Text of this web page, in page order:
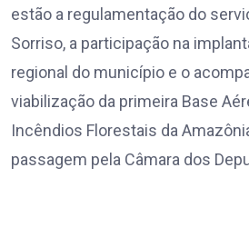
estão a regulamentação do
Sorriso, a participação na
regional do município e o
viabilização da primeira Base
Incêndios Florestais da
passagem pela Câmara dos